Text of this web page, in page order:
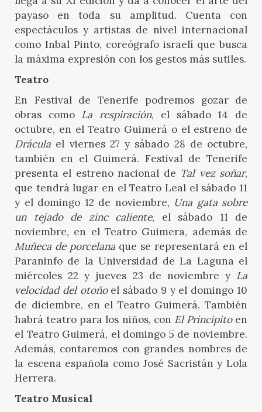
payaso en toda su amplitud. Cuenta con
espectáculos y artistas de nivel internacional
como Inbal Pinto, coreógrafo israelí que busca
la máxima expresión con los gestos más sutiles.
Teatro
En Festival de Tenerife podremos gozar de
obras como La respiración, el sábado 14 de
octubre, en el Teatro Guimerá o el estreno de
Drácula el viernes 27 y sábado 28 de octubre,
también en el Guimerá. Festival de Tenerife
presenta el estreno nacional de Tal vez soñar,
que tendrá lugar en el Teatro Leal el sábado 11
y el domingo 12 de noviembre, Una gata sobre
un tejado de zinc caliente, el sábado 11 de
noviembre, en el Teatro Guimera, además de
Muñeca de porcelana que se representará en el
Paraninfo de la Universidad de La Laguna el
miércoles 22 y jueves 23 de noviembre y La
velocidad del otoñoel sábado 9 y el domingo 10
de diciembre, en el Teatro Guimerá. También
habrá teatro para los niños, con El Principitoen
el Teatro Guimerá, el domingo 5 de noviembre.
Además, contaremos con grandes nombres de
la escena española como José Sacristán y Lola
Herrera.
Teatro Musical